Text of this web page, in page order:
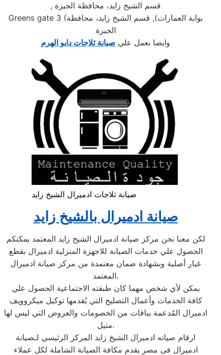
, قسم الشيخ زايد، محافظة الجيزة
Greens gate 3 (بوابة العمارات), قسم الشيخ زايد، محافظة
الجيزة
وايضا نعمل علي صيانة ثلاجات دايو الهرم
صيانة ثلاجات ادميرال الشيخ زايد
صيانة ادميرال بالشيخ زايد
لكن معنا نحن مركز صيانة ادميرال الشيخ زايد المعتمد يمكنكم
الحصول علي خدمات الصيانة للاجهزة المنزلية ادميرال بقطع
غيار أصلية وبشهادة ضمان معتمدة من مركز صيانة ادميرال
المعتمد.
يمكن لأي شخص مهما كان طبقته الاجتماعية الحصول علي
كافة الخدمات وأعمال التصليح التي يُقدمها توكيل ميكروويف
ادميرال المُدعمة بباقات من الخصومات والعروض التي ليس لها
مثيل.
ارقام صيانه ادميرال الشيخ زايد المركز الرئيسي لـصيانة
ادميرال فى مصر يقدم مكافة الصيانة الشاملة لكل عملاء